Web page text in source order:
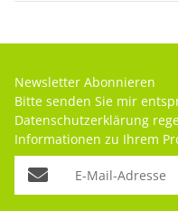
Newsletter Abonnieren
Bitte senden Sie mir
Datenschutzerklärung
Informationen zu Ihrem